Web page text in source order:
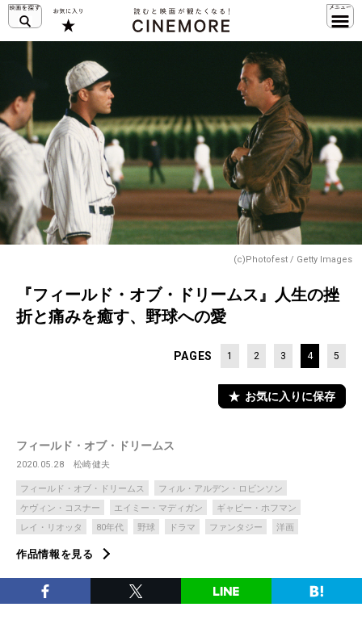
(c)Photofest / Getty Images
『フィールド・オブ・ドリームス』人生の挫
折と痛みを癒す、野球への愛
PAGES 1 2 3 4 5
お気に入りに保存
フィールド・オブ・ドリームス
2020.05.28 松崎健夫
フィールド・オブ・ドリームス
フィル・アルデン・ロビンソン
ケヴィン・コスナー
エイミー・マディガン
ギャビー・ホフマン
レイ・リオッタ
80年代 野球 ドラマ ファンタジー 洋画
作品情報を見る